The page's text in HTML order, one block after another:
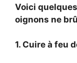
Voici
oignons ne
1. Cuire à feu